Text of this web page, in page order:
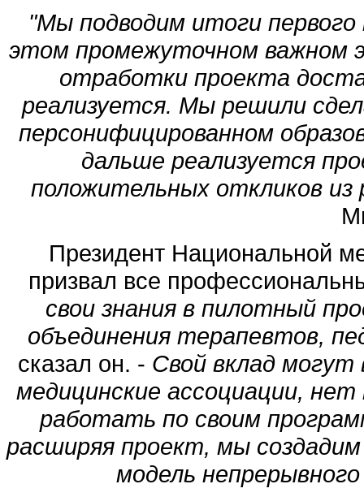
"Мы подводим итоги первого
этом промежуточном важном
отработки проекта
реализуется. Мы решили
персонифицированном
дальше реализуется
положительных откликов из
Президент Национальной
призвал все
свои знания в пилотный
объединения терапевтов,
сказал он. - Свой вклад могут
медицинские ассоциации,
работать по своим
расширяя проект, мы
модель